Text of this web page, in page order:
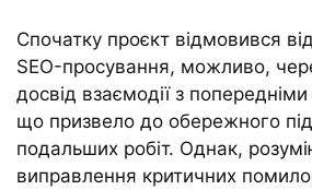
Спочатку проєкт відмовився
SEO-просування, можливо,
досвід взаємодії з
що призвело до обережного
подальших робіт. Однак,
виправлення критичних